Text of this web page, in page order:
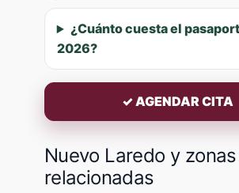
¿Cuánto cuesta el
2026?
✓ AGENDAR CITA
Nuevo Laredo y zonas
relacionadas